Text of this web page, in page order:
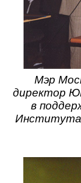
Мэр
директор
в
Института